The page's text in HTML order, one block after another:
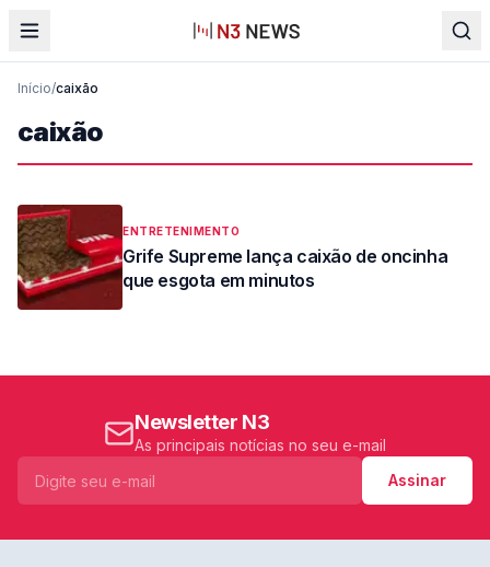
Início/caixão
caixão
ENTRETENIMENTO
Grife Supreme lança caixão de oncinha
que esgota em minutos
Newsletter N3
As principais notícias no seu e-mail
Assinar